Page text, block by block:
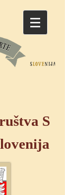
S